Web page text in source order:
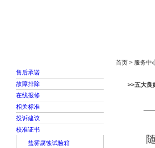
售后承诺
故障排除
在线报修
相关标准
投诉建议
校准证书
盐雾腐蚀试验箱
首页 > 服务中
>>五大良
随